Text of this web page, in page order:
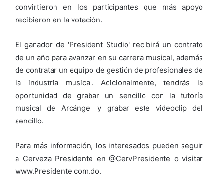
convirtieron en los participantes que más apoyo
recibieron en la votación.
El ganador de 'President Studio' recibirá un contrato
de un año para avanzar en su carrera musical, además
de contratar un equipo de gestión de profesionales de
la industria musical. Adicionalmente, tendrás la
oportunidad de grabar un sencillo con la tutoría
musical de Arcángel y grabar este videoclip del
sencillo.
Para más información, los interesados ​​pueden seguir
a Cerveza Presidente en @CervPresidente o visitar
www.Presidente.com.do.